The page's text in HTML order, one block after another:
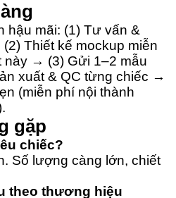
hậu mãi: (1) Tư vấn &
Thiết kế mockup miễn
này → (3) Gửi 1–2 mẫu
xuất & QC từng chiếc →
(miễn phí nội thành
gặp
chiếc?
Số lượng càng lớn, chiết
theo thương hiệu